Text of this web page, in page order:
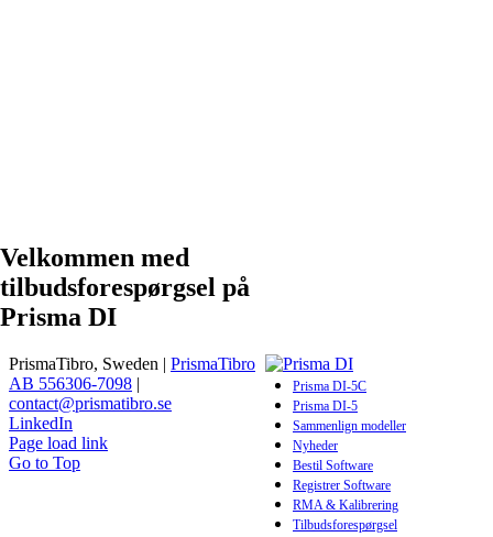
Velkommen med
tilbudsforespørgsel på
Prisma DI
Prisma DI-5C
Prisma DI-5
Sammenlign modeller
Nyheder
Bestil Software
Registrer Software
RMA & Kalibrering
Tilbudsforespørgsel
PrismaTibro, Sweden | PrismaTibro
AB 556306-7098 |
contact@prismatibro.se
LinkedIn
Page load link
Go to Top